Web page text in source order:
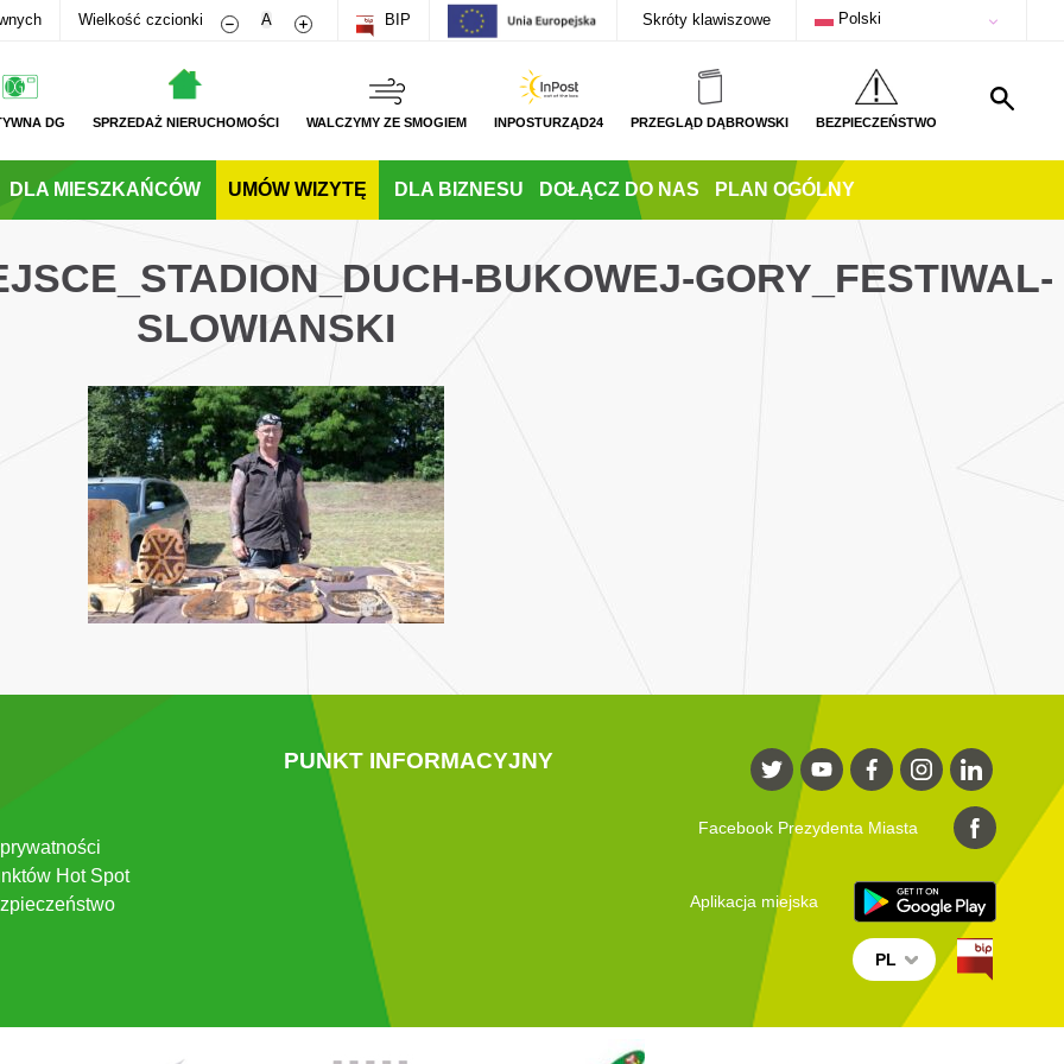
Wielkość czcionki Zmniejsz rozmiar czcionki
A Zwiększ rozmiar czcionki
BIP Skróty klawiszowe Polski
DG SPRZEDAŻ NIERUCHOMOŚCI WALCZYMY ZE SMOGIEM INPOSTURZĄD24 PRZEGLĄD DĄBROWSKI BEZPIECZEŃSTWO
DLA MIESZKAŃCÓW UMÓW WIZYTĘ DLA BIZNESU DOŁĄCZ DO NAS PLAN OGÓLNY
BUKOWEJ-GORY_FESTIWAL-
SLOWIANSKI
Hot Spot
PUNKT INFORMACYJNY
Facebook Prezydenta Miasta
Aplikacja miejska
PL